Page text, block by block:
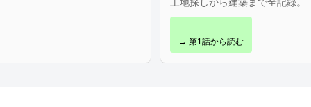
→ 第1話から読む